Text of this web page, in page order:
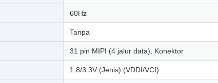
60Hz
Tanpa
31 pin MIPI (4 jalur data), Konektor
1.8/3.3V (Jenis) (VDDI/VCI)